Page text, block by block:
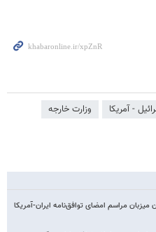
- آمریکا
وزارت خارجه
مراسم امضای توافق‌نامه ایران-آمریکا